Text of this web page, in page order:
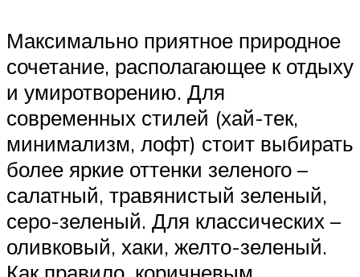
Максимально приятное природное
сочетание, располагающее к отдыху
и умиротворению. Для
современных стилей (хай-тек,
минимализм, лофт) стоит выбирать
более яркие оттенки зеленого –
салатный, травянистый зеленый,
серо-зеленый. Для классических –
оливковый, хаки, желто-зеленый.